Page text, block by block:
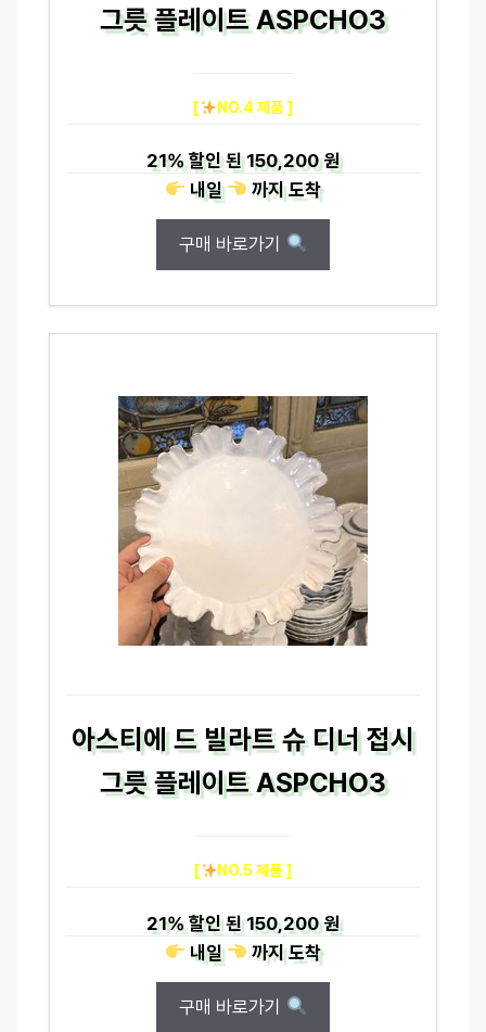
그릇 플레이트 ASPCHO3
[ NO.4 제품 ]
21%할인 된150,200 원
내일
까지도착
구매 바로가기
아스티에 드 빌라트 슈 디너 접시
그릇 플레이트 ASPCHO3
[ NO.5 제품 ]
21%할인 된150,200 원
내일
까지도착
구매 바로가기